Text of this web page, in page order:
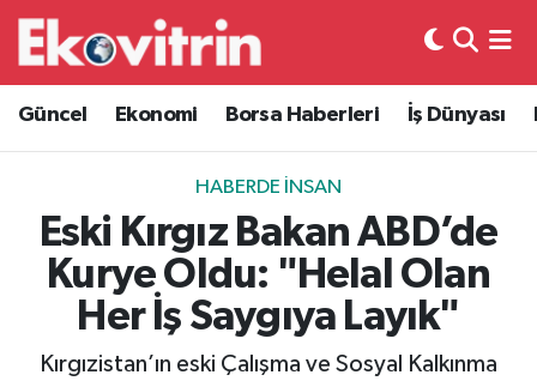
Güncel Ekonomi Borsa Haberleri İş Dünyası
HABERDE İNSAN
Eski Kırgız Bakan ABD’de
Kurye Oldu: "Helal Olan
Her İş Saygıya Layık"
Kırgızistan’ın eski Çalışma ve Sosyal Kalkınma
Güncel
Ekonomi
Borsa Haberleri
İş Dünyası
Lojistik
Hava Durumu
Trafik Durumu
Süper Lig Puan Durumu ve Fikstür
Tüm Manşetler
Son Dakika Haberleri